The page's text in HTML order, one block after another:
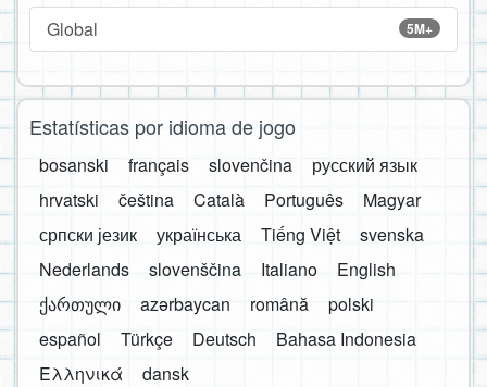
5M+
Global
Estatísticas por idioma de jogo
bosanski français slovenčina
русский язык
hrvatski
čeština Català Português
Magyar
српски језик
українська Tiếng Việt
svenska
Nederlands
slovenščina Italiano
English
ქართული
azərbaycan română
polski
español
Türkçe Deutsch
Bahasa Indonesia
Ελληνικά
dansk